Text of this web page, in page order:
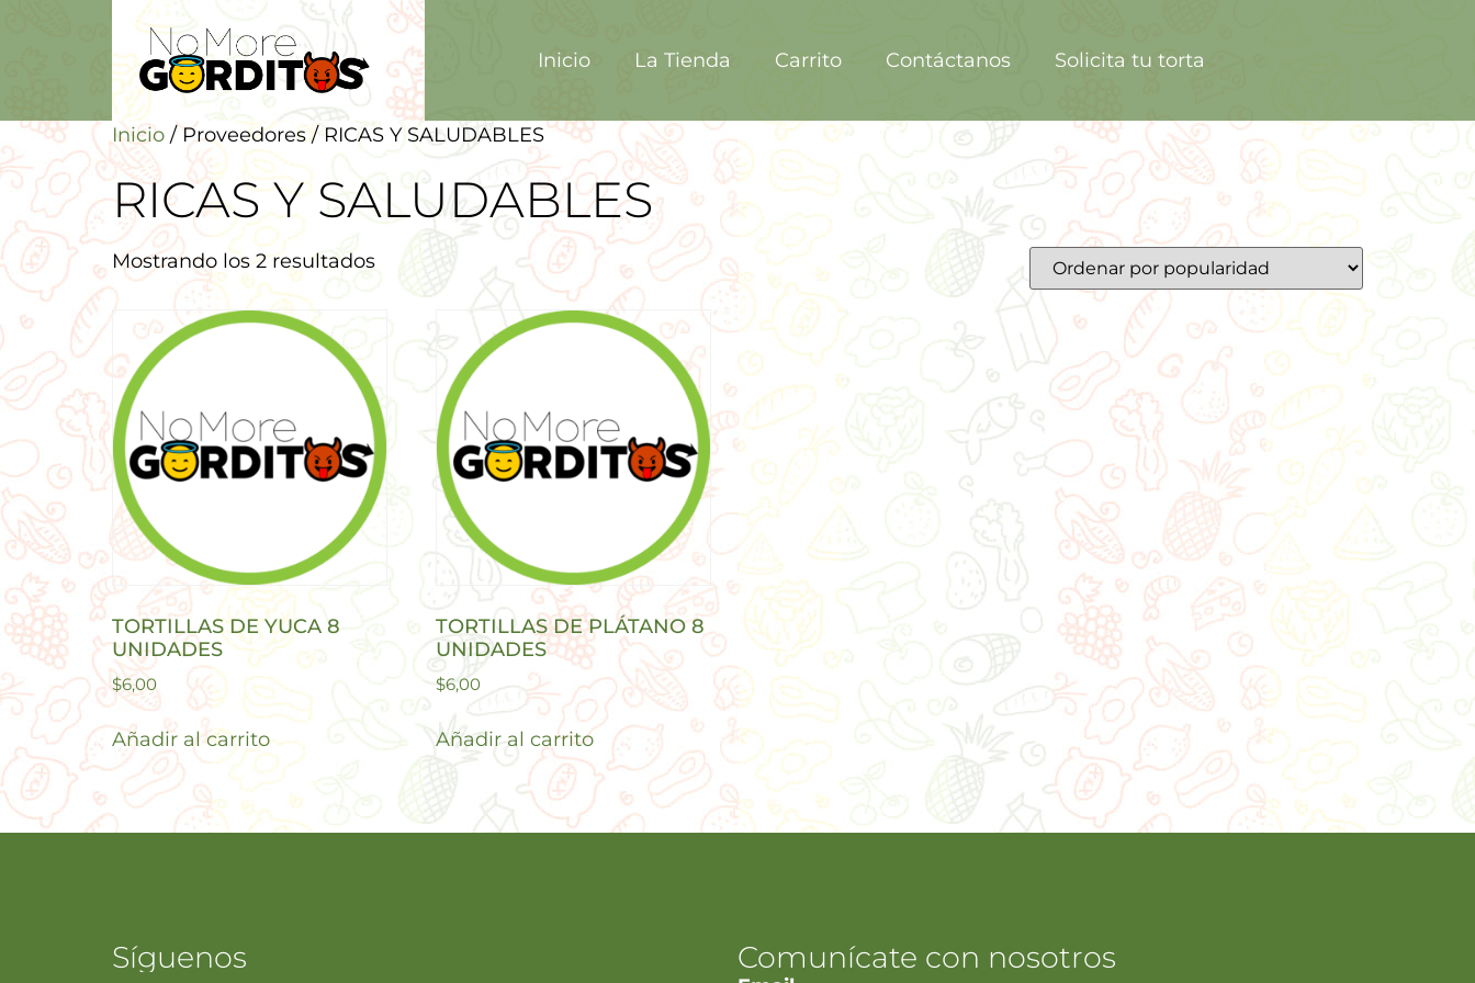
Inicio La Tienda Carrito Contáctanos Solicita tu torta
Inicio / Proveedores / RICAS Y SALUDABLES
RICAS Y SALUDABLES
Mostrando los 2 resultados
TORTILLAS DE YUCA 8
UNIDADES
$6,00
Añadir al carrito
TORTILLAS DE PLÁTANO 8
UNIDADES
$6,00
Añadir al carrito
Síguenos Comunícate con nosotros